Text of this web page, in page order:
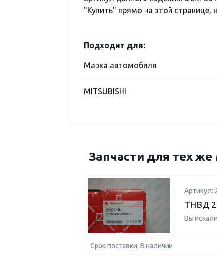
"Купить" прямо на этой странице,
Подходит для:
Марка автомобиля
MITSUBISHI
Запчасти для тех же
Артикул:
ТНВД
Вы
Срок поставки: В наличии